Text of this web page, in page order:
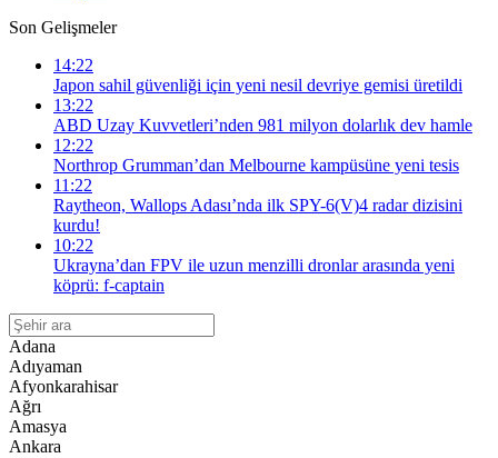
Son Gelişmeler
14:22
Japon sahil güvenliği için yeni nesil devriye gemisi üretildi
13:22
ABD Uzay Kuvvetleri’nden 981 milyon dolarlık dev hamle
12:22
Northrop Grumman’dan Melbourne kampüsüne yeni tesis
11:22
Raytheon, Wallops Adası’nda ilk SPY-6(V)4 radar dizisini
kurdu!
10:22
Ukrayna’dan FPV ile uzun menzilli dronlar arasında yeni
köprü: f-captain
Adana
Adıyaman
Afyonkarahisar
Ağrı
Amasya
Ankara